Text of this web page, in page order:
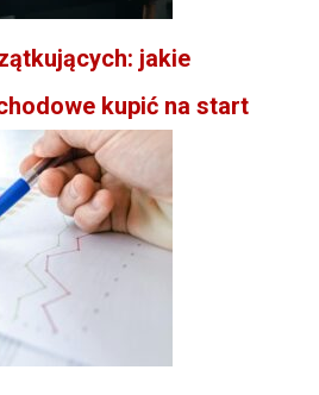
jakie
kupić na start